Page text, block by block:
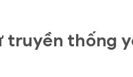
truyền thống